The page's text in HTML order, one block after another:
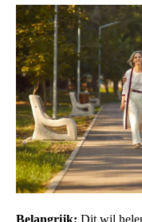
Belangrijk: Dit wil